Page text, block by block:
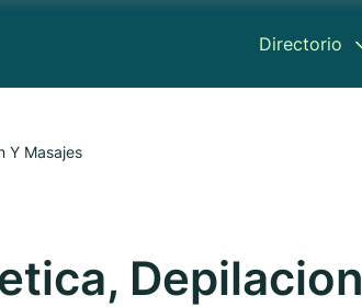
Directorio
Y Masajes
Depilacion